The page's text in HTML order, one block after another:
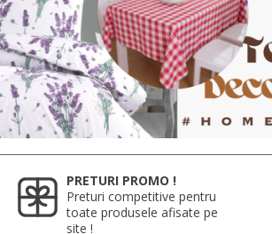
PRETURI PROMO !
Preturi competitive pentru
toate produsele afisate pe
site !